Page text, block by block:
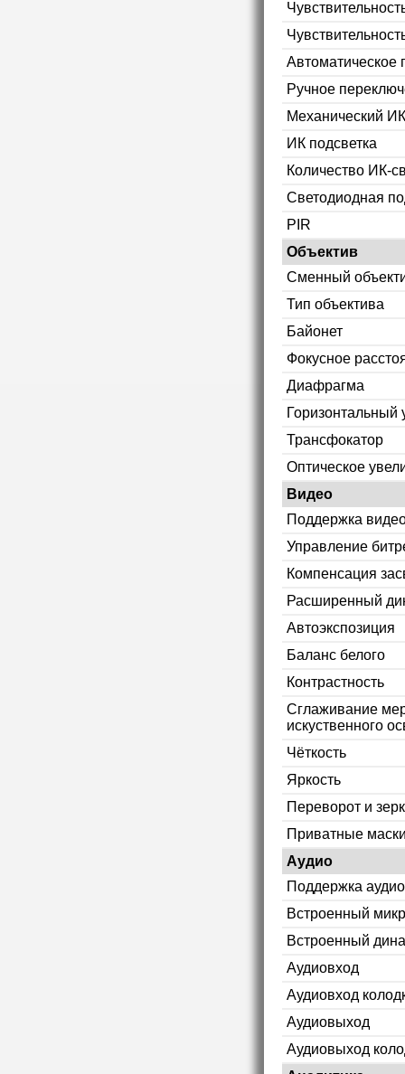
Автоматическое
Ручное
Механический
ИК подсветка
Количество ИК-
Светодиодная
PIR
Объектив
Сменный
Тип объектива
Байонет
Фокусное
Диафрагма
Горизонтальный
Трансфокатор
Оптическое
Видео
Поддержка
Управление
Компенсация
Расширенный
Автоэкспозиция
Баланс белого
Контрастность
Сглаживание
искуственного
Чёткость
Яркость
Переворот и
Приватные
Аудио
Поддержка аудио
Встроенный
Встроенный
Аудиовход
Аудиовход
Аудиовыход
Аудиовыход